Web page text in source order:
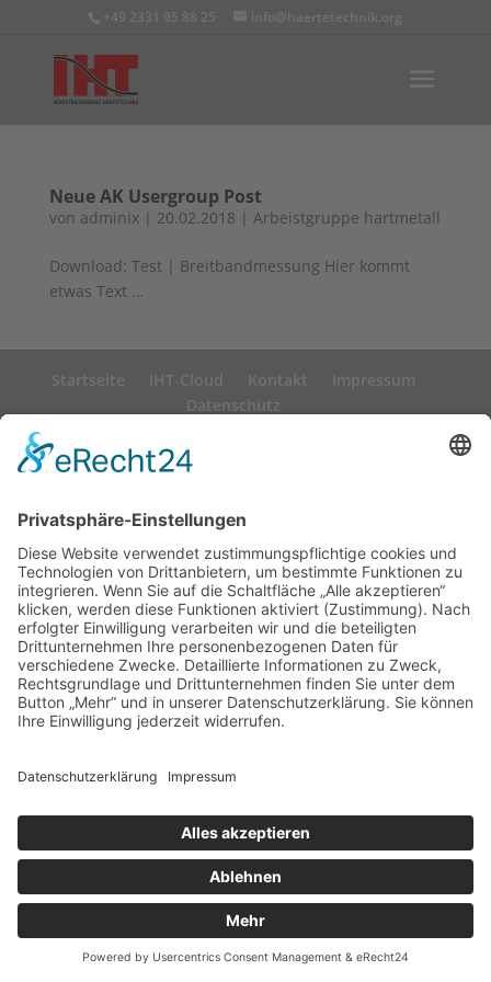
+49 2331 95 88 25 info@haertetechnik.org
Neue AK Usergroup Post
von adminix| 20.02.2018 | Arbeistgruppe hartmetall
Download: Test | Breitbandmessung Hier kommt
etwas Text …
Startseite IHT-Cloud Kontakt
Impressum
Datenschutz